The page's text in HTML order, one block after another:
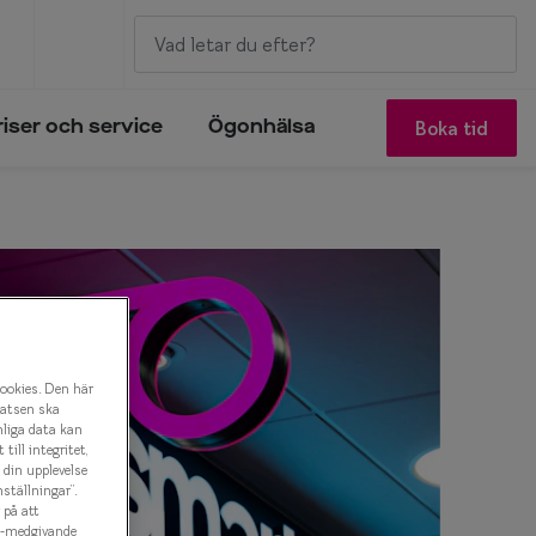
och service Ögonhälsa Boka tid
Den här
ska
data kan
till integritet,
upplevelse
på att